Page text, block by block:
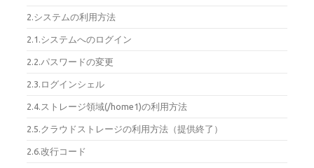
2.システムの利用方法
2.1.システムへのログイン
2.2.パスワードの変更
2.3.ログインシェル
2.4.ストレージ領域(/home1)の利用方法
2.5.クラウドストレージの利用方法（提供終了）
2.6.改行コード